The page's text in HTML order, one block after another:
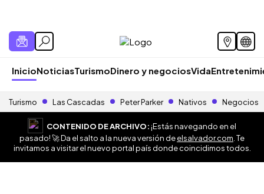
InicioNoticiasTurismoDinero y negociosVida
Turismo Las Cascadas Peter Parker Nativos Negocios
CONTENIDO DE ARCHIVO:¡Estás navegando en el
pasado! 🚀 Da el salto a la nueva versión deelsalvador.com . Te
invitamos a visitar el nuevo portal país donde coincidimos todos.